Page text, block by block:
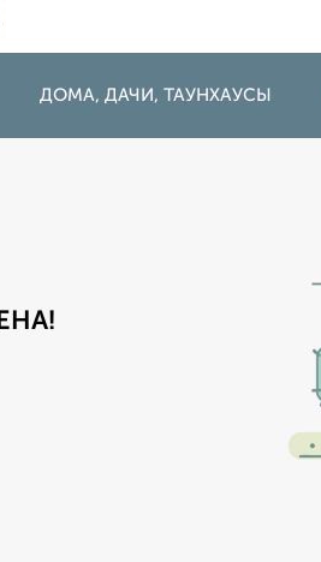
ДОМА, ДАЧИ, ТАУНХАУСЫ